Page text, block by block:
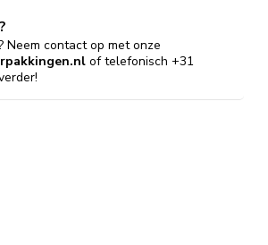
contact op met onze
of telefonisch +31